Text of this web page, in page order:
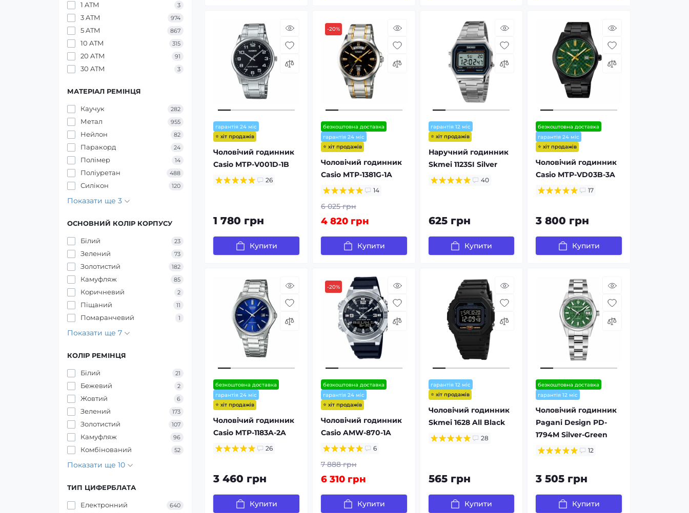
1 ATM 3
3 ATM 974
5 ATM 867
10 ATM 315
20 ATM 91
30 ATM 3
МАТЕРІАЛ РЕМІНЦЯ
Каучук 282
Метал 955
Нейлон 82
Паракорд 24
Полімер 14
Поліуретан 488
Силікон 120
Показати ще 3
ОСНОВНИЙ КОЛІР КОРПУСУ
Білий 23
Зелений 73
Золотистий 182
Камуфляж 85
Коричневий 2
Піщаний 11
Помаранчевий 1
Показати ще 7
КОЛІР РЕМІНЦЯ
Білий 21
Бежевий 2
Жовтий 6
Зелений 173
Золотистий 107
Камуфляж 96
Комбінований 52
Показати ще 10
ТИП ЦИФЕРБЛАТА
Електронний 640
гарантія 24 міс
⭐ хіт продажів
Чоловічий годинник
Casio MTP-V001D-1B
26
1 780 грн
Купити
-20%
безкоштовна доставка
гарантія 24 міс
⭐ хіт продажів
Чоловічий годинник
Casio MTP-1381G-1A
14
6 025 грн
4 820 грн
Купити
гарантія 12 міс
⭐ хіт продажів
Наручний годинник
Skmei 1123SI Silver
40
625 грн
Купити
безкоштовна доставка
гарантія 24 міс
⭐ хіт продажів
Чоловічий годинник
Casio MTP-VD03B-3A
17
3 800 грн
Купити
безкоштовна доставка
гарантія 24 міс
⭐ хіт продажів
Чоловічий годинник
Casio MTP-1183A-2A
26
3 460 грн
Купити
-20%
безкоштовна доставка
гарантія 24 міс
⭐ хіт продажів
Чоловічий годинник
Casio AMW-870-1A
6
7 888 грн
6 310 грн
Купити
гарантія 12 міс
⭐ хіт продажів
Чоловічий годинник
Skmei 1628 All Black
28
565 грн
Купити
безкоштовна доставка
гарантія 12 міс
Чоловічий годинник
Pagani Design PD-
1794M Silver-Green
12
3 505 грн
Купити